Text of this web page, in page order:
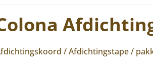
/ Afdichtingstape /